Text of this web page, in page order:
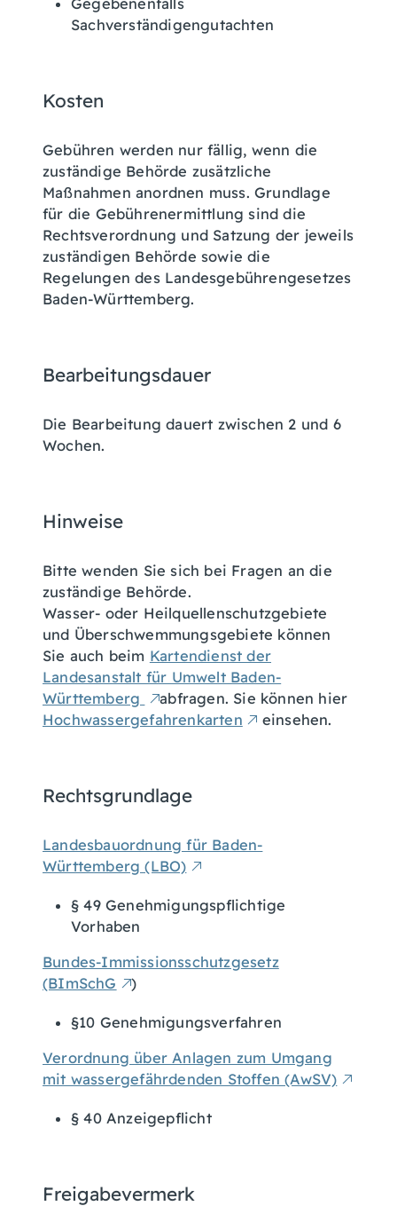
Gegebenenfalls
Sachverständigengutachten
Kosten
Gebühren werden nur fällig, wenn die
zuständige Behörde zusätzliche
Maßnahmen anordnen muss. Grundlage
für die Gebührenermittlung sind die
Rechtsverordnung und Satzung der jeweils
zuständigen Behörde sowie die
Regelungen des Landesgebührengesetzes
Baden-Württemberg.
Bearbeitungsdauer
Die Bearbeitung dauert zwischen 2 und 6
Wochen.
Hinweise
Bitte wenden Sie sich bei Fragen an die
zuständige Behörde.
Wasser- oder Heilquellenschutzgebiete
und Überschwemmungsgebiete können
Sie auch beim Kartendienst der
Landesanstalt für Umwelt Baden-
Württemberg
abfragen. Sie können hier
Hochwassergefahrenkarten
einsehen.
Rechtsgrundlage
Landesbauordnung für Baden-
Württemberg (LBO)
§ 49 Genehmigungspflichtige
Vorhaben
Bundes-Immissionsschutzgesetz
(BImSchG
)
§10 Genehmigungsverfahren
Verordnung über Anlagen zum Umgang
mit wassergefährdenden Stoffen (AwSV)
§ 40 Anzeigepflicht
Freigabevermerk